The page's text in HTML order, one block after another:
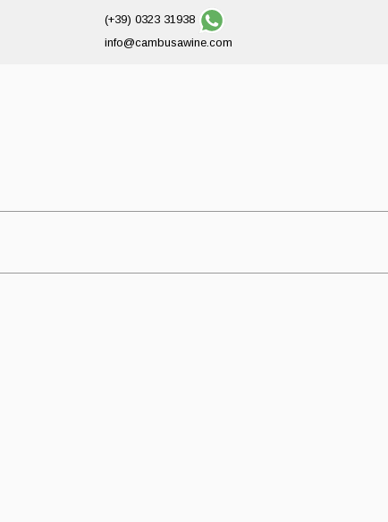
(+39) 0323 31938
info@cambusawine.com